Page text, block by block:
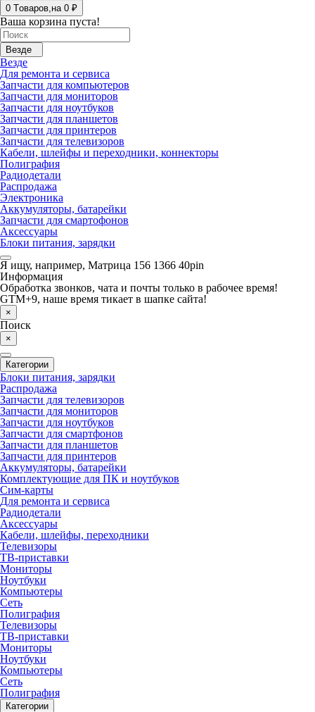
0 Tоваров,на 0 ₽
Ваша корзина пуста!
Везде
Везде
Для ремонта и сервиса
Запчасти для компьютеров
Запчасти для мониторов
Запчасти для ноутбуков
Запчасти для планшетов
Запчасти для принтеров
Запчасти для телевизоров
Кабели, шлейфы и переходники, коннекторы
Полиграфия
Радиодетали
Распродажа
Электроника
Аккумуляторы, батарейки
Запчасти для смартофонов
Аксессуары
Блоки питания, зарядки
Я ищу, например, Матрица 156 1366 40pin
Информация
Обработка звонков, чата и почты только в рабочее время!
GTM+9, наше время тикает в шапке сайта!
×
Поиск
×
Категории
Блоки питания, зарядки
Распродажа
Запчасти для телевизоров
Запчасти для мониторов
Запчасти для ноутбуков
Запчасти для смартфонов
Запчасти для планшетов
Запчасти для принтеров
Аккумуляторы, батарейки
Комплектующие для ПК и ноутбуков
Сим-карты
Для ремонта и сервиса
Радиодетали
Аксессуары
Кабели, шлейфы, переходники
Телевизоры
ТВ-приставки
Мониторы
Ноутбуки
Компьютеры
Сеть
Полиграфия
Телевизоры
ТВ-приставки
Мониторы
Ноутбуки
Компьютеры
Сеть
Полиграфия
Категории